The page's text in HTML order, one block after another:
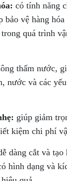
có tính năng
bảo vệ hàng
quá trình
thấm nước,
nước và các
giúp giảm
kiệm chi phí
dàng cắt và
hình dạng và